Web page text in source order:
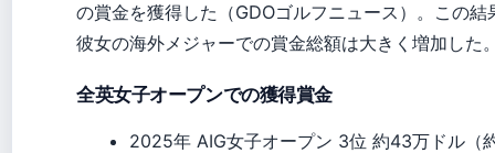
の賞金を獲得した（GDOゴルフニュース）。この結
彼女の海外メジャーでの賞金総額は大きく増加した
全英女子オープンでの獲得賞金
2025年 AIG女子オープン 3位 約43万ドル（